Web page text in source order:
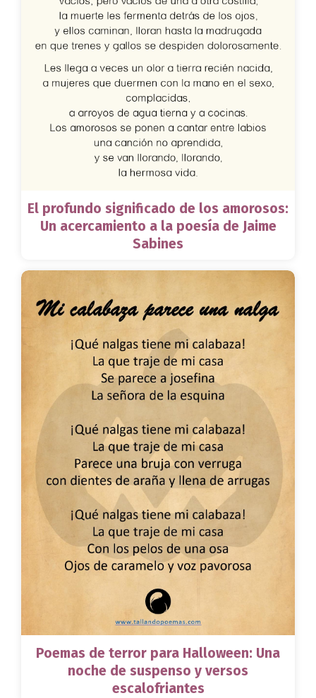
El profundo significado de los amorosos:
Un acercamiento a la poesía de Jaime
Sabines
Poemas de terror para Halloween: Una
noche de suspenso y versos
escalofriantes